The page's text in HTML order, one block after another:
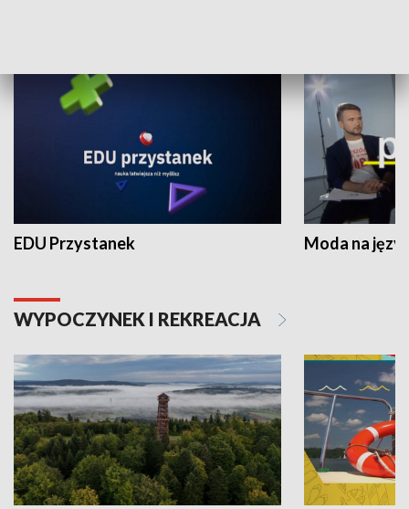
EDU Przystanek Moda na
WYPOCZYNEK I REKREACJA